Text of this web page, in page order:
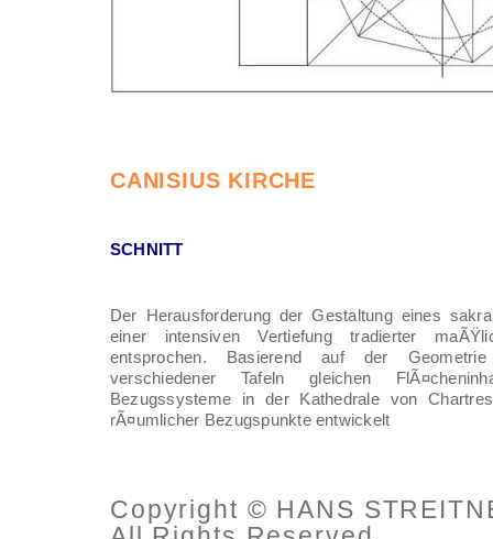
CANISIUS KIRCHE
SCHNITT
Der Herausforderung der Gestaltung eines
einer intensiven Vertiefung tradierter
entsprochen. Basierend auf der
verschiedener Tafeln gleichen
Bezugssysteme in der Kathedrale von
rÃ¤umlicher Bezugspunkte entwickelt
Copyright © HANS